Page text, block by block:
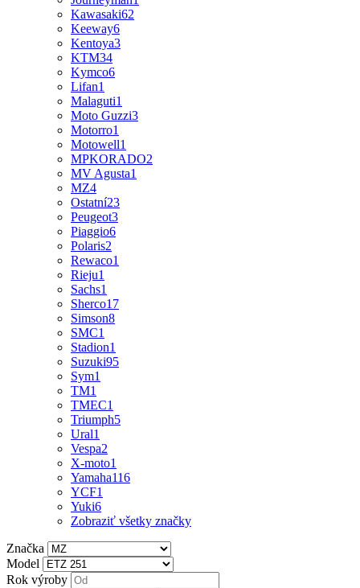
Kawasaki62
Keeway6
Kentoya3
KTM34
Kymco6
Lifan1
Malaguti1
Moto Guzzi3
Motorro1
Motowell1
MPKORADO2
MV Agusta1
MZ4
Ostatní23
Peugeot3
Piaggio6
Polaris2
Rewaco1
Rieju1
Sachs1
Sherco17
Simson8
SMC1
Stadion1
Suzuki95
Sym1
TM1
TMEC1
Triumph5
Ural1
Vespa2
X-moto1
Yamaha116
YCF1
Yuki6
Zobraziť všetky značky
Značka
Model
Rok výroby